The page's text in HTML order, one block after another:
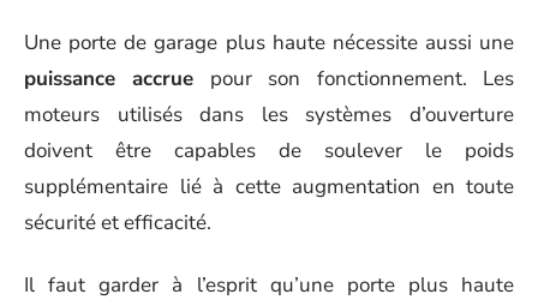
Une porte de garage plus haute nécessite aussi une
puissance accrue pour son fonctionnement. Les
moteurs utilisés dans les systèmes d’ouverture
doivent être capables de soulever le poids
supplémentaire lié à cette augmentation en toute
sécurité et efficacité.
Il faut garder à l’esprit qu’une porte plus haute